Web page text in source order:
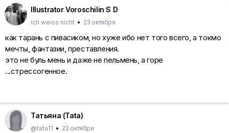
Illustrator Voroschilin S D
ich weiss nicht • 23 октября
как тарань с пивасиком, но хуже ибо нет того всего, а токмо
мечты, фантазии, преставления.
это не буль мень и даже не пельмень, а горе
...стрессогенное.
Татьяна (Tata)
@tata11 • 23 октября